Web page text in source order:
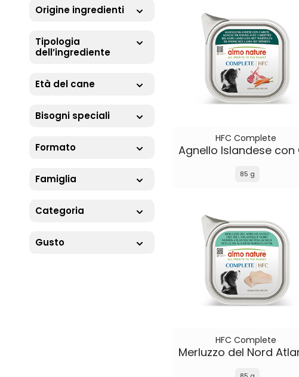
Origine ingredienti
Tipologia
dell’ingrediente
Età del cane
Bisogni speciali
Formato
Famiglia
Categoria
Gusto
HFC Complete
85 g
HFC Complete